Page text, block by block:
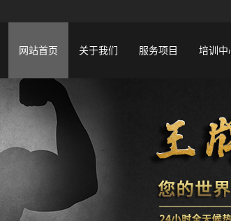
网站首页 关于我们 服务项目 培训中